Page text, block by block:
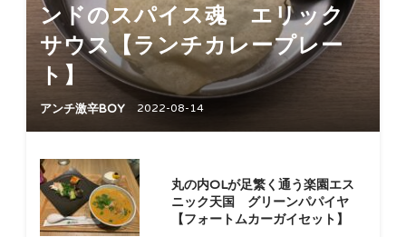
ンドのスパイス魂 エリック
サウス【ランチカレープレー
ト】
アンチ激辛BOY 2022-08-14
丸の内OLが足繁く通う楽園エス
ニック天国 グリーンパパイヤ
【フォートムカーガイセット】